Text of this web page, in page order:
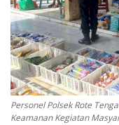
Personel Polsek Rote
Keamanan Kegiatan